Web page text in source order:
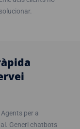
per a
Generi chatbots